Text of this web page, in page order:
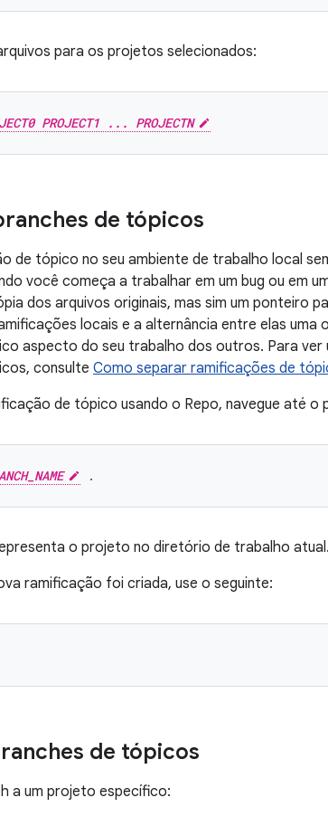
para os projetos selecionados:
PROJECT1 ... PROJECTN
de tópicos
de tópico no seu ambiente de trabalho local
você começa a trabalhar em um bug ou em
dos arquivos originais, mas sim um ponteiro
locais e a alternância entre elas uma
aspecto do seu trabalho dos outros. Para
consulte Como separar ramificações de
de tópico usando o Repo, navegue até
o projeto no diretório de trabalho atual.
ramificação foi criada, use o seguinte:
de tópicos
a um projeto específico: